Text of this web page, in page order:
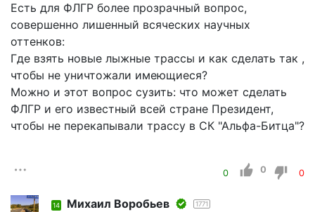
Есть для ФЛГР более прозрачный вопрос,
совершенно лишенный всяческих научных
оттенков:
Где взять новые лыжные трассы и как сделать так ,
чтобы не уничтожали имеющиеся?
Можно и этот вопрос сузить: что может сделать
ФЛГР и его известный всей стране Президент,
чтобы не перекапывали трассу в СК "Альфа-Битца"?
0 0 0
14 Mихаил Воробьев 1771